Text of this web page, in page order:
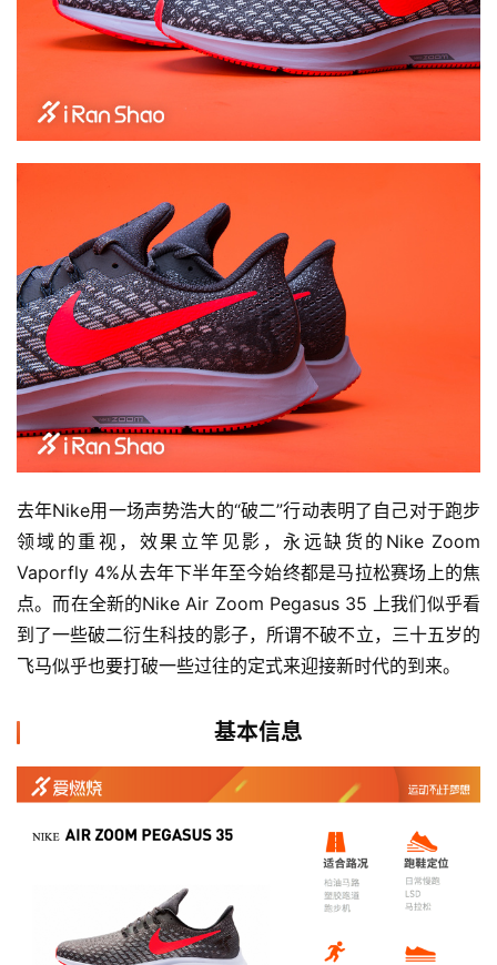
去年Nike用一场声势浩大的“破二”行动表明了自己对于跑步
领域的重视，效果立竿见影，永远缺货的Nike Zoom
Vaporfly 4%从去年下半年至今始终都是马拉松赛场上的焦
点。而在全新的Nike Air Zoom Pegasus 35 上我们似乎看
到了一些破二衍生科技的影子，所谓不破不立，三十五岁的
飞马似乎也要打破一些过往的定式来迎接新时代的到来。
基本信息